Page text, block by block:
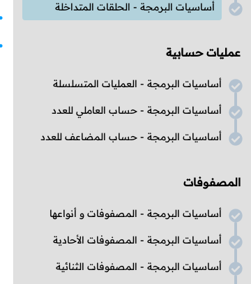
أساسيات البرمجة - الحلقات المتداخلة
عمليات حسابية
أساسيات البرمجة - العمليات المتسلسلة
أساسيات البرمجة - حساب العاملي للعدد
أساسيات البرمجة - حساب المضاعف للعدد
المصفوفات
أساسيات البرمجة - المصفوفات و أنواعها
أساسيات البرمجة - المصفوفات الأحادية
أساسيات البرمجة - المصفوفات الثنائية